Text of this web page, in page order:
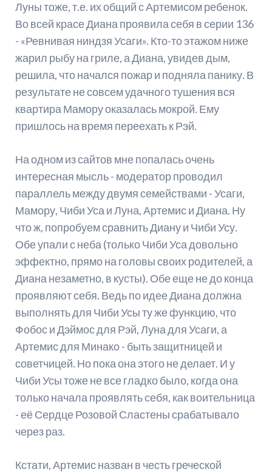
Луны тоже, т.е. их общий с Артемисом ребенок.
Во всей красе Диана проявила себя в серии 136
- «Ревнивая ниндзя Усаги». Кто-то этажом ниже
жарил рыбу на гриле, а Диана, увидев дым,
решила, что начался пожар и подняла панику. В
результате не совсем удачного тушения вся
квартира Мамору оказалась мокрой. Ему
пришлось на время переехать к Рэй.
На одном из сайтов мне попалась очень
интересная мысль - модератор проводил
параллель между двумя семействами - Усаги,
Мамору, Чиби Уса и Луна, Артемис и Диана. Ну
что ж, попробуем сравнить Диану и Чиби Усу.
Обе упали с неба (только Чиби Уса довольно
эффектно, прямо на головы своих родителей, а
Диана незаметно, в кусты). Обе еще не до конца
проявляют себя. Ведь по идее Диана должна
выполнять для Чиби Усы ту же функцию, что
Фобос и Дэймос для Рэй, Луна для Усаги, а
Артемис для Минако - быть защитницей и
советчицей. Но пока она этого не делает. И у
Чиби Усы тоже не все гладко было, когда она
только начала проявлять себя, как воительница
- её Сердце Розовой Сластены срабатывало
через раз.
Кстати, Артемис назван в честь греческой